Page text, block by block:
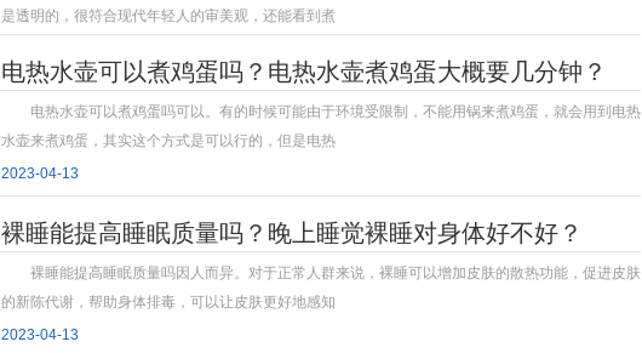
是透明的，很符合现代年轻人的审美观，还能看到煮
电热水壶可以煮鸡蛋吗？电热水壶煮鸡蛋大概要几分钟？
电热水壶可以煮鸡蛋吗可以。有的时候可能由于环境受限制，不能用锅来煮鸡蛋，就会用到电热
水壶来煮鸡蛋，其实这个方式是可以行的，但是电热
2023-04-13
裸睡能提高睡眠质量吗？晚上睡觉裸睡对身体好不好？
裸睡能提高睡眠质量吗因人而异。对于正常人群来说，裸睡可以增加皮肤的散热功能，促进皮肤
的新陈代谢，帮助身体排毒，可以让皮肤更好地感知
2023-04-13